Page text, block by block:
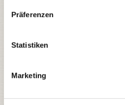
Präferenzen
Statistiken
Marketing